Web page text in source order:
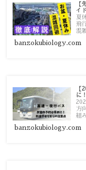
【
イ
夏
飛
混
banzokubiology.com
【
に
方
組
banzokubiology.com